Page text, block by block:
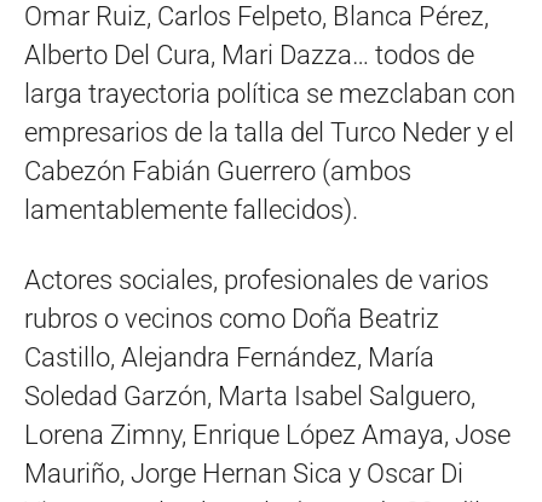
Omar Ruiz, Carlos Felpeto, Blanca Pérez,
Alberto Del Cura, Mari Dazza… todos de
larga trayectoria política se mezclaban con
empresarios de la talla del Turco Neder y el
Cabezón Fabián Guerrero (ambos
lamentablemente fallecidos).
Actores sociales, profesionales de varios
rubros o vecinos como Doña Beatriz
Castillo, Alejandra Fernández, María
Soledad Garzón, Marta Isabel Salguero,
Lorena Zimny, Enrique López Amaya, Jose
Mauriño, Jorge Hernan Sica y Oscar Di